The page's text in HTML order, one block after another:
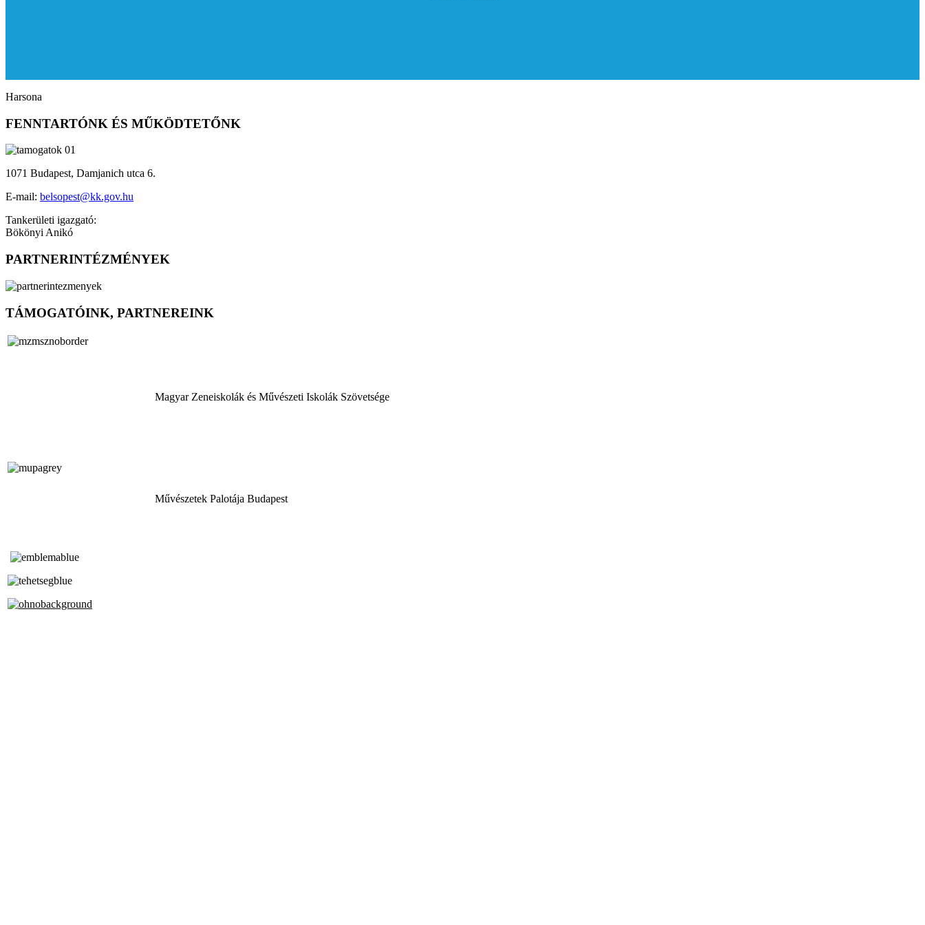
Harsona
FENNTARTÓNK ÉS MŰKÖDTETŐNK
1071 Budapest, Damjanich utca 6.
E-mail: belsopest@kk.gov.hu
Tankerületi igazgató:
Bökönyi Anikó
PARTNERINTÉZMÉNYEK
TÁMOGATÓINK, PARTNEREINK
Magyar Zeneiskolák és Művészeti Iskolák Szövetsége
Művészetek Palotája Budapest